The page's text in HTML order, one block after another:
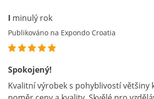
I minulý rok
Publikováno na Expondo Croatia
Spokojený!
Kvalitní výrobek s pohyblivostí většiny